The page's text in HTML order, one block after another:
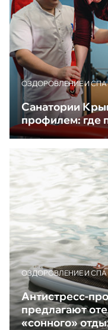
ОЗДОРОВЛЕНИЕ И СПА
Санатории
профилем: где
ОЗДОРОВЛЕНИЕ И СПА
Антистресс-
предлагают
«сонного»